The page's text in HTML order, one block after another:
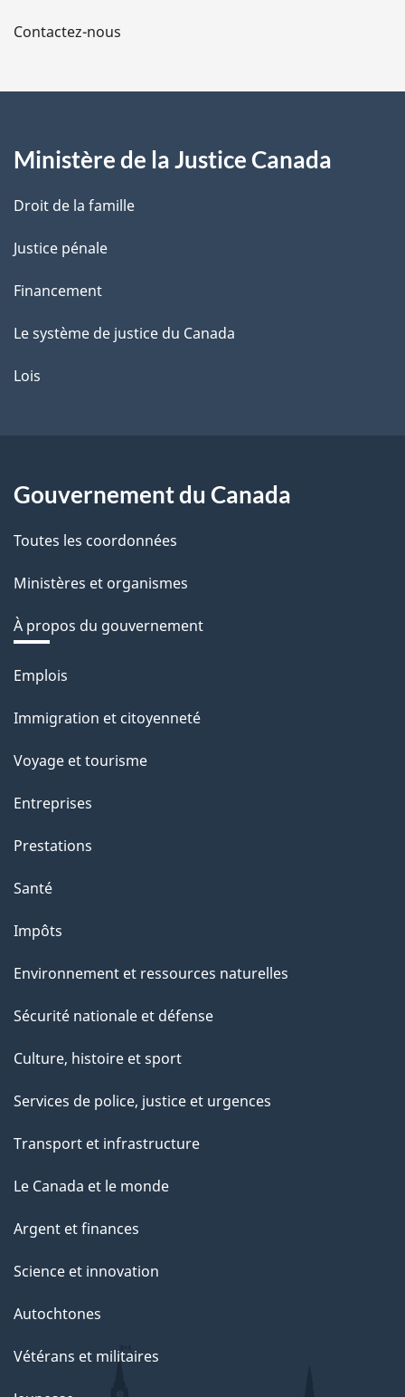
a
e
Contactez-nous
Ministère de la Justice Canada
Droit de la famille
Justice pénale
Financement
Le système de justice du Canada
Lois
Gouvernement du Canada
Toutes les coordonnées
Ministères et organismes
À propos du gouvernement
Thèmes
sujets
Emplois
Immigration et citoyenneté
Voyage et tourisme
Entreprises
Prestations
Santé
Impôts
Environnement et ressources naturelles
Sécurité nationale et défense
Culture, histoire et sport
Services de police, justice et urgences
Transport et infrastructure
Le Canada et le monde
Argent et finances
Science et innovation
Autochtones
Vétérans et militaires